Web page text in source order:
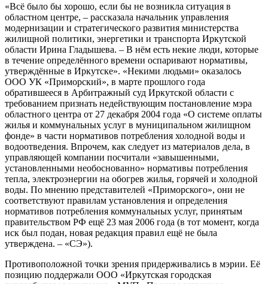
«Всё было бы хорошо, если бы не возникла ситуация в
областном центре, – рассказала начальник управления
модернизации и стратегического развития министерства
жилищной политики, энергетики и транспорта Иркутской
области Ирина Гладышева. – В нём есть некие люди, которые
в течение определённого времени оспаривают нормативы,
утверждённые в Иркутске». «Некими людьми» оказалось
ООО УК «Приморский», в марте прошлого года
обратившееся в Арбитражный суд Иркутской области с
требованием признать недействующим постановление мэра
областного центра от 27 декабря 2004 года «О системе оплаты
жилья и коммунальных услуг в муниципальном жилищном
фонде» в части нормативов потребления холодной воды и
водоотведения. Впрочем, как следует из материалов дела, в
управляющей компании посчитали «завышенными,
установленными необоснованно» нормативы потребления
тепла, электроэнергии на обогрев жилья, горячей и холодной
воды. По мнению представителей «Приморского», они не
соответствуют правилам установления и определения
нормативов потребления коммунальных услуг, принятым
правительством РФ ещё 23 мая 2006 года (в тот момент, когда
иск был подан, новая редакция правил ещё не была
утверждена. – «СЭ»).
Противоположной точки зрения придерживались в мэрии. Её
позицию поддержали ООО «Иркутская городская